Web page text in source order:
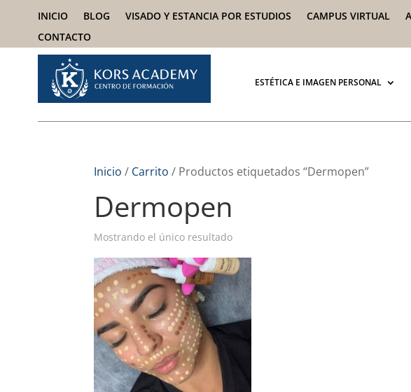
INICIO BLOG VISADO Y ESTANCIA POR ESTUDIOS CAMPUS VIRTUAL
CONTACTO
ESTÉTICA E IMAGEN PERSONAL
Inicio / Carrito / Productos etiquetados “Dermopen”
Dermopen
Mostrando el único resultado